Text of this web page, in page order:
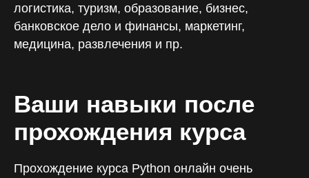
логистика, туризм, образование, бизнес,
банковское дело и финансы, маркетинг,
медицина, развлечения и пр.
Ваши навыки после
прохождения курса
Прохождение курса Python онлайн очень